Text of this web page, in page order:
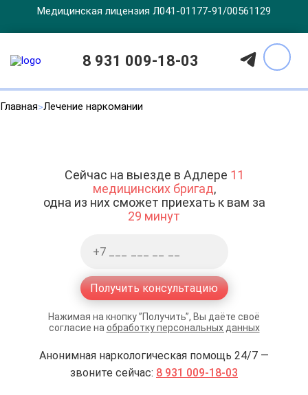
Медицинская лицензия Л041-01177-91/00561129
8 931 009-18-03
Главная Лечение наркомании
Сейчас на выезде в Адлере 11
медицинских бригад,
одна из них сможет приехать к вам за
29 минут
Получить консультацию
Нажимая на кнопку ”Получить”, Вы даёте своё
согласие на обработку персональных данных
Анонимная наркологическая помощь 24/7 —
звоните сейчас: 8 931 009-18-03